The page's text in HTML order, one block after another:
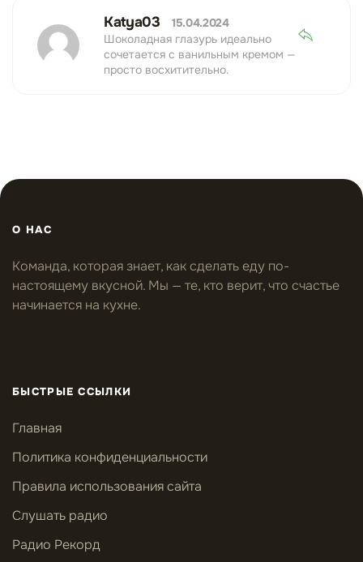
Katya03
15.04.2024
Шоколадная глазурь идеально
сочетается с ванильным кремом —
просто восхитительно.
О НАС
Команда, которая знает, как сделать еду по-
настоящему вкусной. Мы — те, кто верит, что счастье
начинается на кухне.
БЫСТРЫЕ ССЫЛКИ
Главная
Политика конфиденциальности
Правила использования сайта
Слушать радио
Радио Рекорд